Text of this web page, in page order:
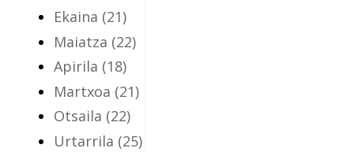
Ekaina (21)
Maiatza (22)
Apirila (18)
Martxoa (21)
Otsaila (22)
Urtarrila (25)